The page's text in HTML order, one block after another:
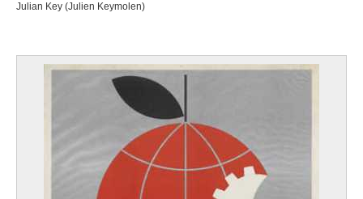
Julian Key (Julien Keymolen)